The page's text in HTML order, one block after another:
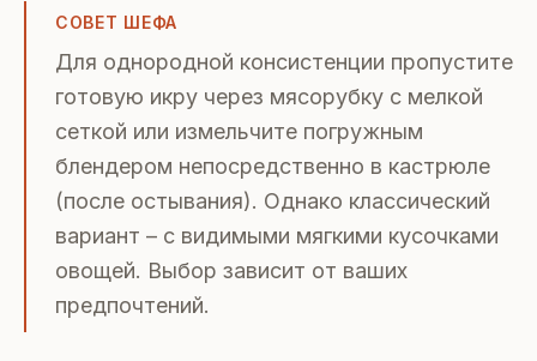
СОВЕТ ШЕФА
Для однородной консистенции пропустите
готовую икру через мясорубку с мелкой
сеткой или измельчите погружным
блендером непосредственно в кастрюле
(после остывания). Однако классический
вариант – с видимыми мягкими кусочками
овощей. Выбор зависит от ваших
предпочтений.